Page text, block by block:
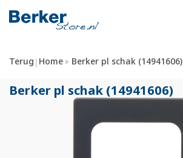
Terug | Home Berker pl schak (14941606)
Berker pl schak (14941606)